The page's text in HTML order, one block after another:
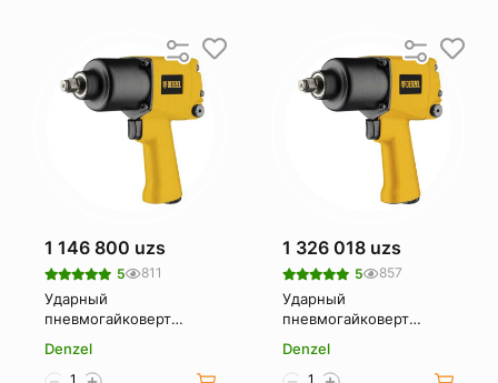
1 146 800 uzs
5 811
Ударный
пневмогайковерт
Denzel
1 326 018 uzs
5 857
Ударный
пневмогайковерт
головок 57473
Denzel